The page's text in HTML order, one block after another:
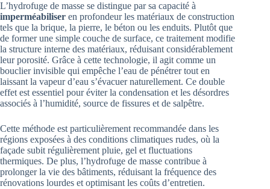
L’hydrofuge de masse se distingue par sa capacité à
imperméabiliser en profondeur les matériaux de construction
tels que la brique, la pierre, le béton ou les enduits. Plutôt que
de former une simple couche de surface, ce traitement modifie
la structure interne des matériaux, réduisant considérablement
leur porosité. Grâce à cette technologie, il agit comme un
bouclier invisible qui empêche l’eau de pénétrer tout en
laissant la vapeur d’eau s’évacuer naturellement. Ce double
effet est essentiel pour éviter la condensation et les désordres
associés à l’humidité, source de fissures et de salpêtre.
Cette méthode est particulièrement recommandée dans les
régions exposées à des conditions climatiques rudes, où la
façade subit régulièrement pluie, gel et fluctuations
thermiques. De plus, l’hydrofuge de masse contribue à
prolonger la vie des bâtiments, réduisant la fréquence des
rénovations lourdes et optimisant les coûts d’entretien.